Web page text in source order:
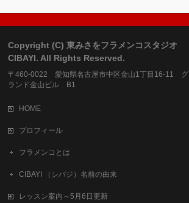
Copyright (C) 東みさをフラメンコスタジオ
CIBAYI. All Rights Reserved.
〒460-0022 愛知県名古屋市中区金山1丁目16-11 グ
ランド金山ビル B1
HOME
プロフィール
フラメンコとは
CIBAYI （シバジ）名前の由来
レッスン案内～5月6日更新